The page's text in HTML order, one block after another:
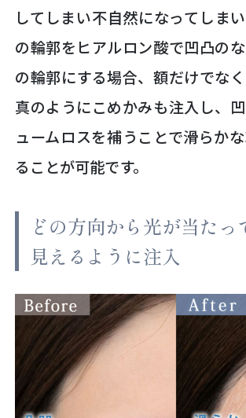
してしまい不自然になってしま
の輪郭をヒアルロン酸で凹凸の
の輪郭にする場合、額だけでな
真のようにこめかみも注入し、
ュームロスを補うことで滑らか
ることが可能です。
どの方向から光が当たっ
見えるように注入